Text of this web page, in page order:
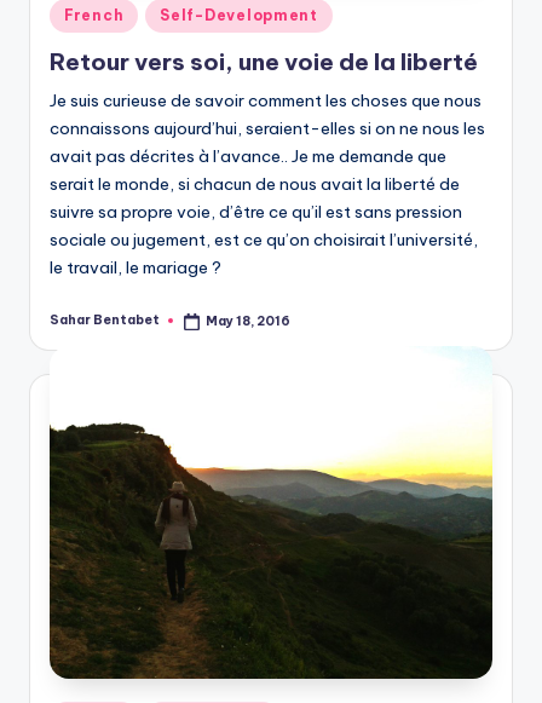
Posted
French Self-Development
Retour vers soi, une voie de la liberté
Je suis curieuse de savoir comment les choses que nous
connaissons aujourd’hui, seraient-elles si on ne nous les
avait pas décrites à l’avance.. Je me demande que
serait le monde, si chacun de nous avait la liberté de
suivre sa propre voie, d’être ce qu’il est sans pression
sociale ou jugement, est ce qu’on choisirait l’université,
le travail, le mariage ?
Posted
Sahar Bentabet May 18, 2016